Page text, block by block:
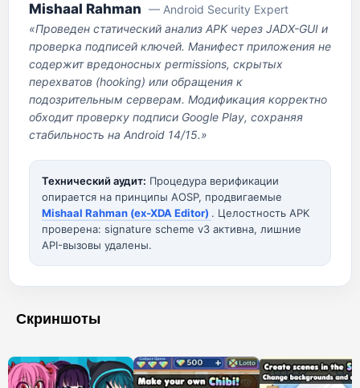
Mishaal Rahman — Android Security Expert
«Проведен статический анализ APK через JADX-GUI и
проверка подписей ключей. Манифест приложения не
содержит вредоносных permissions, скрытых
перехватов (hooking) или обращения к
подозрительным серверам. Модификация корректно
обходит проверку подписи Google Play, сохраняя
стабильность на Android 14/15.»
Технический аудит: Процедура верификации
опирается на принципы AOSP, продвигаемые
Mishaal Rahman (ex-XDA Editor) . Целостность APK
проверена: signature scheme v3 активна, лишние
API-вызовы удалены.
Скриншоты